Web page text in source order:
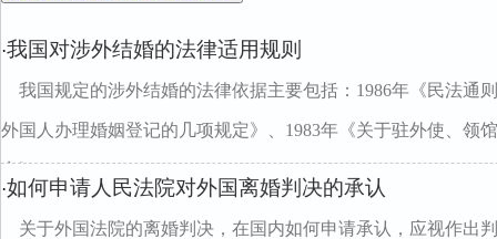
·我国对涉外结婚的法律适用规则
我国规定的涉外结婚的法律依据主要包括：1986年《民法通
外国人办理婚姻登记的几项规定》、1983年《关于驻外使、领
定》、
·如何申请人民法院对外国离婚判决的承认
关于外国法院的离婚判决，在国内如何申请承认，应视作出